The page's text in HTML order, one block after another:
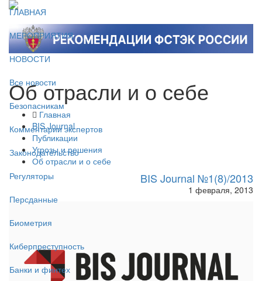
ГЛАВНАЯ
МЕРОПРИЯТИЯ
НОВОСТИ
Все новости
Безопасникам
Комментарии экспертов
Законодательство
Регуляторы
Персданные
Биометрия
Киберпреступность
Банки и финтех
Об отрасли и о себе
Главная
BIS Journal
Публикации
Угрозы и решения
Об отрасли и о себе
BIS Journal №1(8)/2013
1 февраля, 2013